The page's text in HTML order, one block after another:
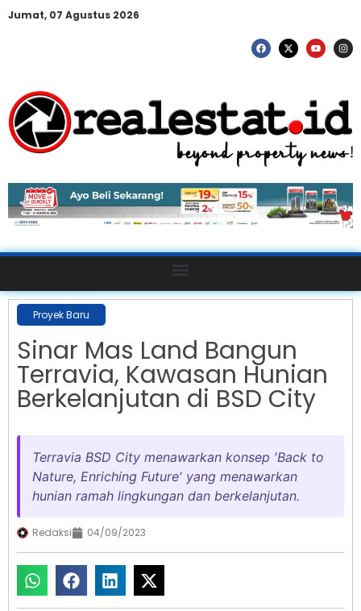
Jumat, 07 Agustus 2026
Proyek Baru
Sinar Mas Land Bangun
Terravia, Kawasan Hunian
Berkelanjutan di BSD City
Terravia BSD City menawarkan konsep 'Back to
Nature, Enriching Future' yang menawarkan
hunian ramah lingkungan dan berkelanjutan.
Redaksi 04/09/2023